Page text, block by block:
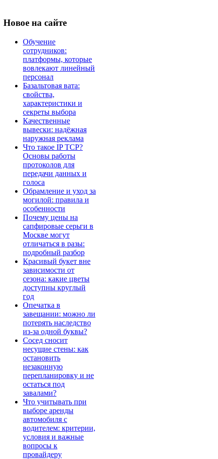
Новое на сайте
Обучение
сотрудников:
платформы, которые
вовлекают линейный
персонал
Базальтовая вата:
свойства,
характеристики и
секреты выбора
Качественные
вывески: надёжная
наружная реклама
Что такое IP TCP?
Основы работы
протоколов для
передачи данных и
голоса
Обрамление и уход за
могилой: правила и
особенности
Почему цены на
сапфировые серьги в
Москве могут
отличаться в разы:
подробный разбор
Красивый букет вне
зависимости от
сезона: какие цветы
доступны круглый
год
Опечатка в
завещании: можно ли
потерять наследство
из-за одной буквы?
Сосед сносит
несущие стены: как
остановить
незаконную
перепланировку и не
остаться под
завалами?
Что учитывать при
выборе аренды
автомобиля с
водителем: критерии,
условия и важные
вопросы к
провайдеру